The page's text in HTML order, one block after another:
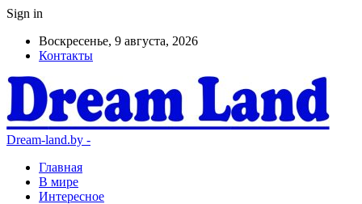
Sign in
Воскресенье, 9 августа, 2026
Контакты
Dream-land.by -
Главная
В мире
Интересное